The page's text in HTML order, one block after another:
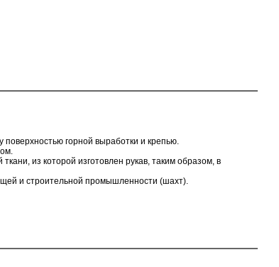
горной выработки и крепью.
из которой изготовлен рукав, таким образом, в
и строительной промышленности (шахт).